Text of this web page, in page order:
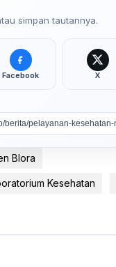
simpan tautannya.
Facebook X
Blora
Kesehatan